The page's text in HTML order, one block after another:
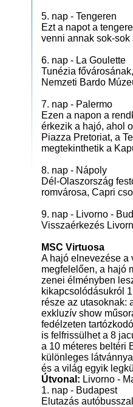
5. nap - Tengeren
Ezt a napot a
venni annak sok-
6. nap - La Goulette
Tunézia
Nemzeti Bardo
7. nap - Palermo
Ezen a napon a
érkezik a hajó, ahol
Piazza Pretoriat, a
megtekinthetik a
8. nap - Nápoly
Dél-Olaszország
romvárosa, Capri
9. nap - Livorno -
Visszaérkezés
MSC Virtuosa
A hajó elnevezése a
megfelelően, a hajó
zenei élményben
kikapcsolódásukról
része az utasoknak:
exkluzív show
fedélzeten
is felfrissülhet a 8
a 10 méteres beltéri
különleges
és a világ egyik
Útvonal: Livorno -
1. nap - Budapest
Elutazás